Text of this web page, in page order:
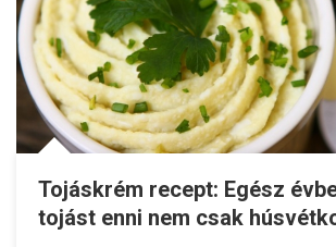
Tojáskrém recept: Egész
tojást enni nem csak